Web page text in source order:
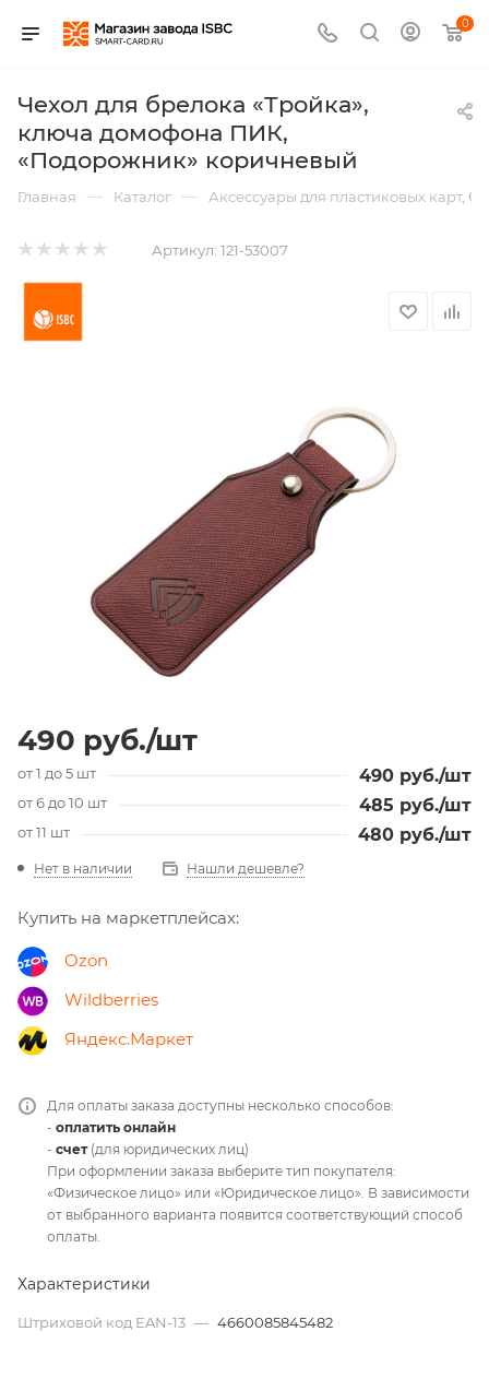
0
Чехол для брелока «Тройка»,
ключа домофона ПИК,
«Подорожник» коричневый
Главная — Каталог — Аксессуары для пластиковых карт,
Артикул: 121-53007
490 руб./шт
от 1 до 5 шт 490 руб./шт
от 6 до 10 шт 485 руб./шт
от 11 шт 480 руб./шт
Нет в наличии Нашли дешевле?
Купить на маркетплейсах:
Ozon
Wildberries
Яндекс.Маркет
Для оплаты заказа доступны несколько способов:
- оплатить онлайн
- счет(для юридических лиц)
При оформлении заказа выберите тип покупателя:
«Физическое лицо» или «Юридическое лицо». В зависимости
от выбранного варианта появится соответствующий способ
оплаты.
Характеристики
Штриховой код EAN-13 — 4660085845482